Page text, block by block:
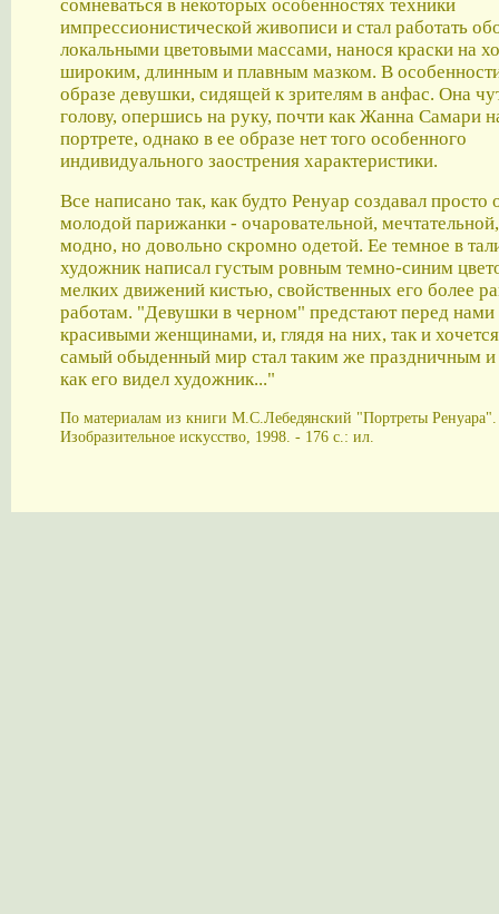
сомневаться в некоторых особенностях техники
импрессионистической живописи и стал работать
локальными цветовыми массами, нанося краски на
широким, длинным и плавным мазком. В
образе девушки, сидящей к зрителям в анфас. Она
голову, опершись на руку, почти как Жанна Самари
портрете, однако в ее образе нет того особенного
индивидуального заострения характеристики.
Все написано так, как будто Ренуар создавал просто
молодой парижанки - очаровательной,
модно, но довольно скромно одетой. Ее темное в
художник написал густым ровным темно-синим
мелких движений кистью, свойственных его более
работам. "Девушки в черном" предстают перед
красивыми женщинами, и, глядя на них, так и
самый обыденный мир стал таким же праздничным
как его видел художник..."
По материалам из книги М.С.Лебедянский "Портреты
Изобразительное искусство, 1998. - 176 с.: ил.